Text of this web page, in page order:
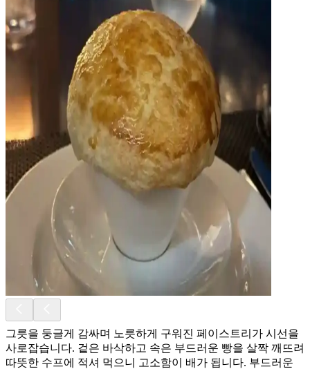
그릇을 둥글게 감싸며 노릇하게 구워진 페이스트리가 시선을
사로잡습니다. 겉은 바삭하고 속은 부드러운 빵을 살짝 깨뜨려
따뜻한 수프에 적셔 먹으니 고소함이 배가 됩니다. 부드러운